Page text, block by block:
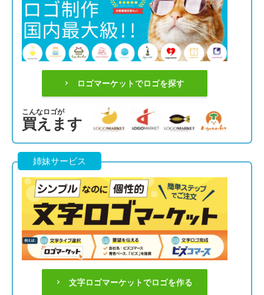
ロゴマーケットでロゴを探す
こんなロゴが
買えます
姉妹サービス
文字ロゴマーケットでロゴを作る